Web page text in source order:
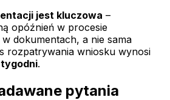
jest kluczowa –
opóźnień w procesie
dokumentach, a nie sama
rozpatrywania wniosku wynosi
.
pytania